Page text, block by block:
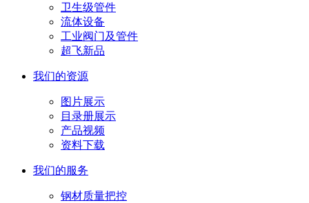
卫生级管件
流体设备
工业阀门及管件
超飞新品
我们的资源
图片展示
目录册展示
产品视频
资料下载
我们的服务
钢材质量把控